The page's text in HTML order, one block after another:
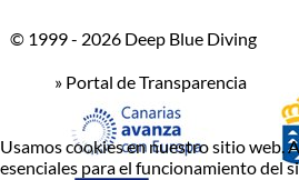
© 1999 - 2026 Deep Blue Diving
» Portal de Transparencia
Usamos cookies en nuestro sitio web.
esenciales para el funcionamiento del